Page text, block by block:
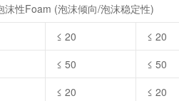
沫性Foam (泡沫倾向/泡沫稳定性)
≤ 20 ≤ 20
≤ 50 ≤ 50
≤ 20 ≤ 20